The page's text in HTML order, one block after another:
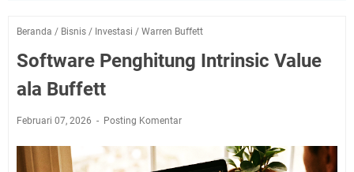
Beranda / Bisnis / Investasi / Warren Buffett
Software Penghitung Intrinsic Value
ala Buffett
Februari 07, 2026 Posting Komentar